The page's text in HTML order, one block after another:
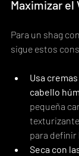
Maximizar el
Para un shag
sigue estos
Usa
cabello
pequeña
para definir
Seca con